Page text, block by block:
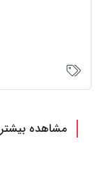
مشاهده بیشتر